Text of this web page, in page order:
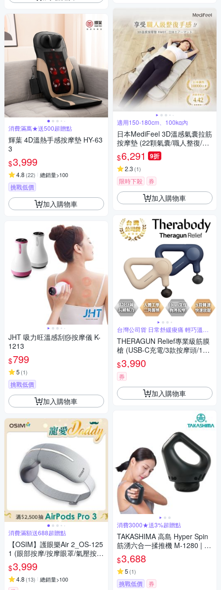
消費滿萬★送500超贈點
輝葉 4D溫熱手感按摩墊 HY-63
3
$3,999
4.8 (22) 總銷量>100
挑戰低價
加入購物車
JHT 吸力旺溫感刮痧按摩儀 K-
1213
$799
5 (1)
挑戰低價
加入購物車
消費滿額送688超贈點
【OSIM】護眼樂Air 2_OS-125
1 (眼部按摩/按摩眼罩/氣壓按
摩/溫熱/音樂/USB充電/可折疊)
$3,999
4.8 (13) 總銷量>100
適用150-180cm、100kg內
日本MediFeel 3D溫感氣囊拉筋
按摩墊 (22顆氣囊/職人整復/肩
頸腰臀放鬆/躺著按/長輩送禮推
薦) RM01
$6,291 9折
2.3 (1)
限時下殺 券
加入購物車
台灣公司貨 日常舒緩痠痛 輕巧溫柔
小幫手
THERAGUN Relief專業級筋膜
槍 (USB-C充電/3款按摩頭/10m
m振幅)
$3,990
券
加入購物車
消費3000★送3%超贈點
TAKASHIMA 高島 Hyper Spin
筋湧六合一揉推機 M-1280 | 按
摩槍 筋膜槍
$3,688
5 (1)
挑戰低價 券